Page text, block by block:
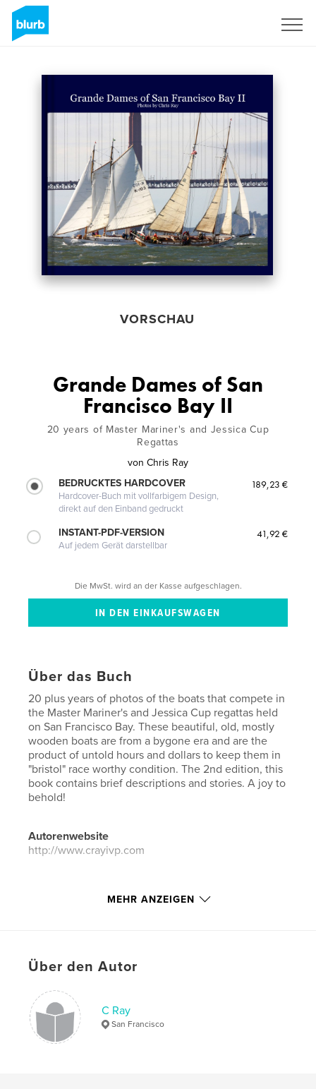
VORSCHAU
Grande Dames of San
Francisco Bay II
20 years of Master Mariner's and Jessica Cup
Regattas
von Chris Ray
BEDRUCKTES HARDCOVER
Hardcover-Buch mit vollfarbigem Design,
direkt auf den Einband gedruckt
189,23 €
INSTANT-PDF-VERSION
Auf jedem Gerät darstellbar
41,92 €
Die MwSt. wird an der Kasse aufgeschlagen.
Über das Buch
20 plus years of photos of the boats that compete in
the Master Mariner's and Jessica Cup regattas held
on San Francisco Bay. These beautiful, old, mostly
wooden boats are from a bygone era and are the
product of untold hours and dollars to keep them in
"bristol" race worthy condition. The 2nd edition, this
book contains brief descriptions and stories. A joy to
behold!
Autorenwebsite
http://www.crayivp.com
Eigenschaften und Details
Projektoption:Querformat groß, 33×28 cm
Veröffentlichungsdatum:
Sprache
English
MEHR ANZEIGEN
Über den Autor
C Ray
San Francisco